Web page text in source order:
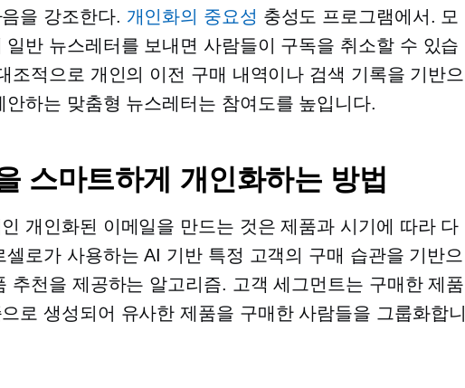
을 강조한다. 개인화의 중요성 충성도 프로그램에서. 모
일반 뉴스레터를 보내면 사람들이 구독을 취소할 수 있습
조적으로 개인의 이전 구매 내역이나 검색 기록을 기반으
안하는 맞춤형 뉴스레터는 참여도를 높입니다.
스마트하게 개인화하는 방법
개인화된 이메일을 만드는 것은 제품과 시기에 따라 다
셀로가 사용하는AI 기반특정 고객의 구매 습관을 기반으
추천을 제공하는 알고리즘. 고객 세그먼트는 구매한 제품
로 생성되어 유사한 제품을 구매한 사람들을 그룹화합니